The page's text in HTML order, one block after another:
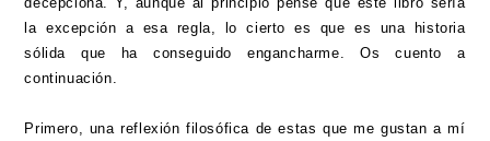
la excepción a esa regla, lo cierto es que es una historia
sólida que ha conseguido engancharme. Os cuento a
continuación.
Primero, una reflexión filosófica de estas que me gustan a mí